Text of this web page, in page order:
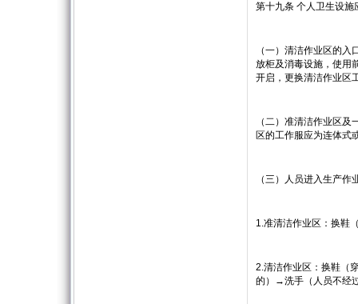
第十九条 个人卫生设
（一）清洁作业区的
放柜及消毒设施，使用
开启，更换清洁作业区
（二）准清洁作业区
区的工作服应为连体式
（三）人员进入生产
1.准清洁作业区：换
2.清洁作业区：换鞋（
的）→洗手（人员不经